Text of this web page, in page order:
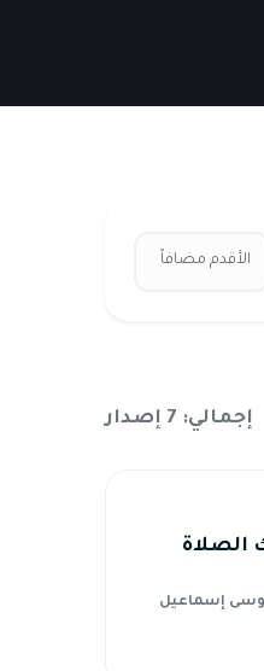
إجمالي: 7 إصدار
الصلاة
موسى إسماعيل